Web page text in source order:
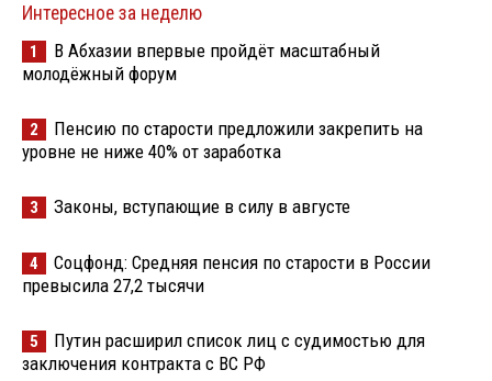
Интересное за неделю
1
В Абхазии впервые пройдёт масштабный
молодёжный форум
2
Пенсию по старости предложили закрепить на
уровне не ниже 40% от заработка
3 Законы, вступающие в силу в августе
4
Соцфонд: Средняя пенсия по старости в России
превысила 27,2 тысячи
5
Путин расширил список лиц с судимостью для
заключения контракта с ВС РФ